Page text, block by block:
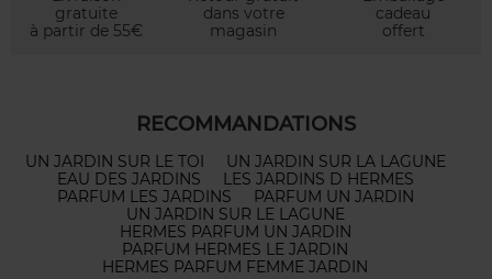
gratuite
à partir de 55€
dans votre
magasin
cadeau
offert
RECOMMANDATIONS
UN JARDIN SUR LE TOI
UN JARDIN SUR LA LAGUNE
EAU DES JARDINS
LES JARDINS D HERMES
PARFUM LES JARDINS
PARFUM UN JARDIN
UN JARDIN SUR LE LAGUNE
HERMES PARFUM UN JARDIN
PARFUM HERMES LE JARDIN
HERMES PARFUM FEMME JARDIN